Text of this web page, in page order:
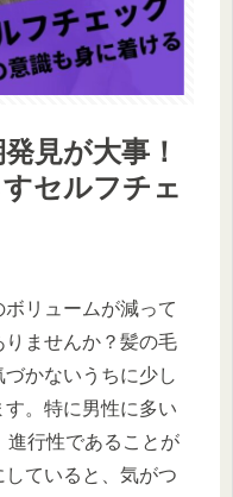
見が大事！
セルフチェ
リュームが減って
ませんか？髪の毛
かないうちに少し
。特に男性に多い
進行性であることが
ていると、気がつ